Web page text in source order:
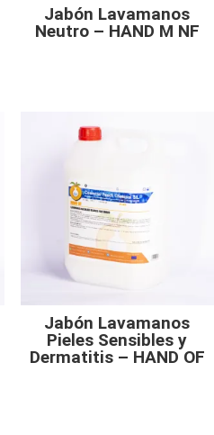
Jabón Lavamanos
Neutro – HAND M NF
Jabón Lavamanos
Pieles Sensibles y
Dermatitis – HAND OF